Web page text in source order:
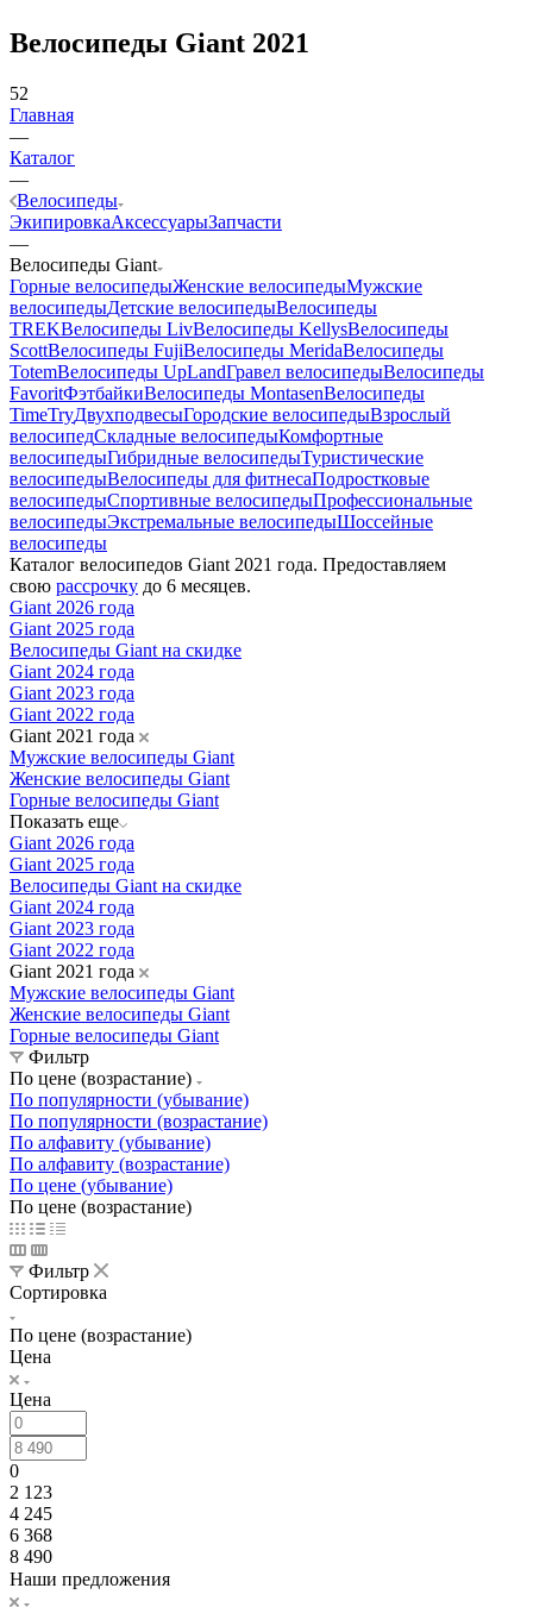
Велосипеды Giant 2021
52
Главная
—
Каталог
—
Велосипеды
ЭкипировкаАксессуарыЗапчасти
—
Велосипеды Giant
Горные велосипедыЖенские велосипедыМужские
велосипедыДетские велосипедыВелосипеды
TREKВелосипеды LivВелосипеды KellysВелосипеды
ScottВелосипеды FujiВелосипеды MeridaВелосипеды
TotemВелосипеды UpLandГравел велосипедыВелосипеды
FavoritФэтбайкиВелосипеды MontasenВелосипеды
TimeTryДвухподвесыГородские велосипедыВзрослый
велосипедСкладные велосипедыКомфортные
велосипедыГибридные велосипедыТуристические
велосипедыВелосипеды для фитнесаПодростковые
велосипедыСпортивные велосипедыПрофессиональные
велосипедыЭкстремальные велосипедыШоссейные
велосипеды
Каталог велосипедов Giant 2021 года. Предоставляем
свою рассрочку до 6 месяцев.
Giant 2026 года
Giant 2025 года
Велосипеды Giant на скидке
Giant 2024 года
Giant 2023 года
Giant 2022 года
Giant 2021 года
Мужские велосипеды Giant
Женские велосипеды Giant
Горные велосипеды Giant
Показать еще
Giant 2026 года
Giant 2025 года
Велосипеды Giant на скидке
Giant 2024 года
Giant 2023 года
Giant 2022 года
Giant 2021 года
Мужские велосипеды Giant
Женские велосипеды Giant
Горные велосипеды Giant
Фильтр
По цене (возрастание)
По популярности (убывание)
По популярности (возрастание)
По алфавиту (убывание)
По алфавиту (возрастание)
По цене (убывание)
По цене (возрастание)
Фильтр
Сортировка
По цене (возрастание)
Цена
Цена
0
2 123
4 245
6 368
8 490
Наши предложения